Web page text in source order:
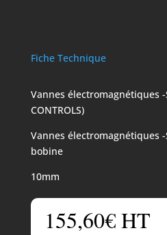
Fiche Technique
Vannes électromagnétiques -
CONTROLS)
Vannes électromagnétiques -
bobine
10mm
155,60€HT